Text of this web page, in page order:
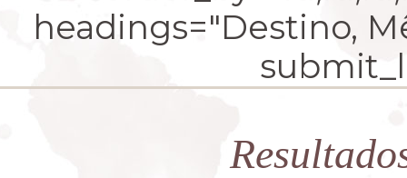
headings="Destino,